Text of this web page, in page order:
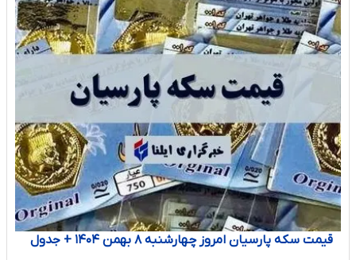
قیمت سکه پارسیان امروز چهارشنبه ۸ بهمن ۱۴۰۴ + جدول